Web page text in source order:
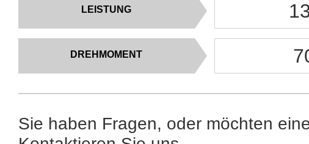
LEISTUNG
DREHMOMENT
Sie haben Fragen, oder möchten